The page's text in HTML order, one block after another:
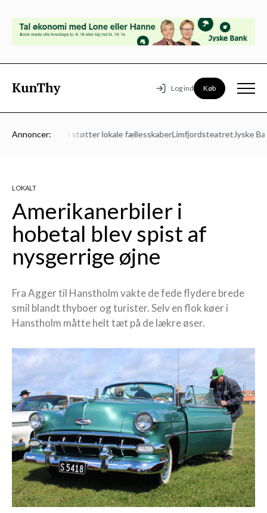
Log ind Køb
Annoncer:
Mors Energi – Vi støtter lokale fællesskaberLimfjordsteatretJyske
LOKALT
Amerikanerbiler i
hobetal blev spist af
nysgerrige øjne
Fra Agger til Hanstholm vakte de fede flydere brede
smil blandt thyboer og turister. Selv en flok køer i
Hanstholm måtte helt tæt på de lækre øser.